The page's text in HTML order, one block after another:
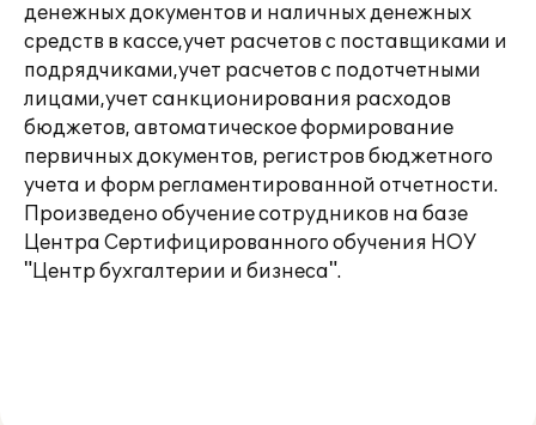
денежных документов и наличных денежных
средств в кассе,учет расчетов с поставщиками и
подрядчиками,учет расчетов с подотчетными
лицами,учет санкционирования расходов
бюджетов, автоматическое формирование
первичных документов, регистров бюджетного
учета и форм регламентированной отчетности.
Произведено обучение сотрудников на базе
Центра Сертифицированного обучения НОУ
"Центр бухгалтерии и бизнеса".